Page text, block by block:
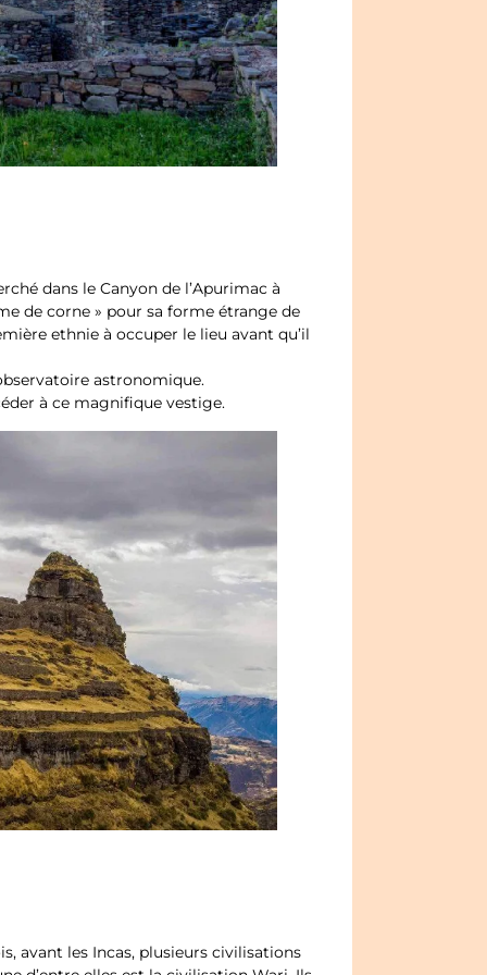
dans le Canyon de l’Apurimac à
de corne » pour sa forme étrange de
ethnie à occuper le lieu avant qu’il
astronomique.
à ce magnifique vestige.
avant les Incas, plusieurs civilisations